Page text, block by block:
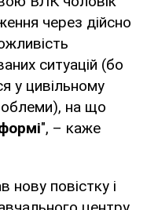
через дійсно
ситуацій (бо
у цивільному
на що
", – каже
нову повістку і